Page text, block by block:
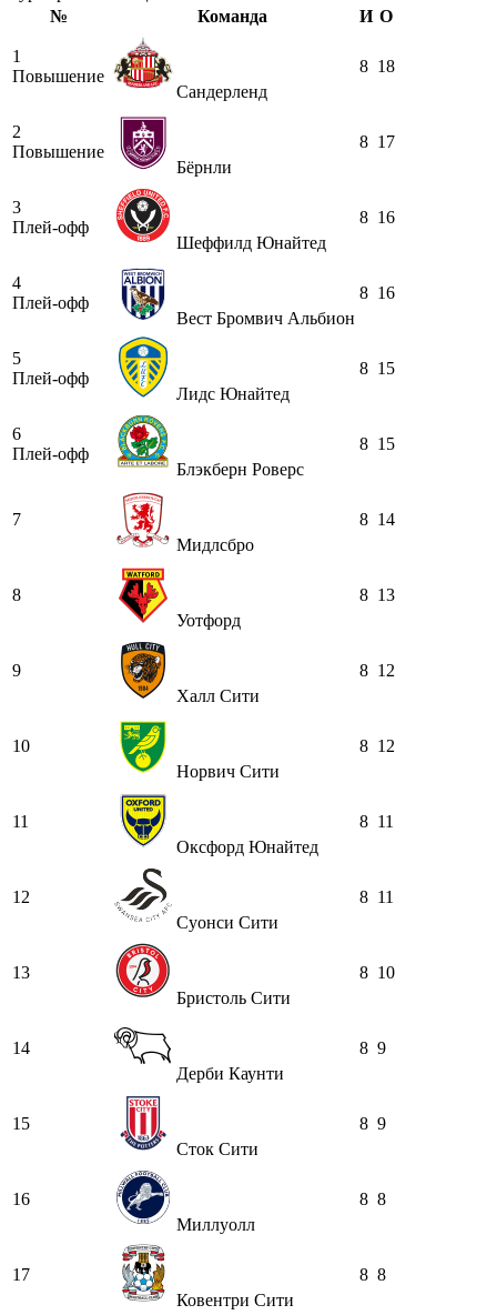
№
Команда И О
1
Повышение
Сандерленд
8 18
2
Повышение
Бёрнли
8 17
3
Плей-офф
Шеффилд Юнайтед
8 16
4
Плей-офф
Вест Бромвич Альбион
8 16
5
Плей-офф
Лидс Юнайтед
8 15
6
Плей-офф
Блэкберн Роверс
8 15
7
Мидлсбро
8 14
8
Уотфорд
8 13
9
Халл Сити
8 12
10
Норвич Сити
8 12
11
Оксфорд Юнайтед
8 11
12
Суонси Сити
8 11
13
Бристоль Сити
8 10
14
Дерби Каунти
8 9
15
Сток Сити
8 9
16
Миллуолл
8 8
17
Ковентри Сити
8 8